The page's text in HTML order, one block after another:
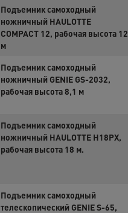
Подъемник самоходный
ножничный HAULOTTE
COMPACT 12, рабочая высота 12
м
Подъемник самоходный
ножничный GENIE GS-2032,
рабочая высота 8,1 м
Подъемник самоходный
ножничный HAULOTTE H18PX,
рабочая высота 18 м.
Подъемник самоходный
телескопический GENIE S-65,